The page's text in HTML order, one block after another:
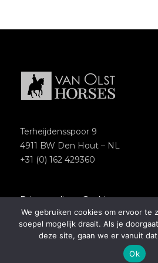
Terheijdensspoor 9
4911 BW Den Hout – NL
+31 (0) 162 429360
Privacypolicy–Cookies
Copyright 2018 – Van Olst Horses
Website byNewmore
We gebruiken cookies om ervoor te
soepel mogelijk draait. Als je
deze site, gaan we er vanuit
Ok